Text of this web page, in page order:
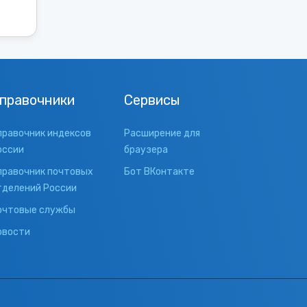
индексов
почтовых
России
службы
Сервисы
Расширение для
браузера
Бот ВКонтакте